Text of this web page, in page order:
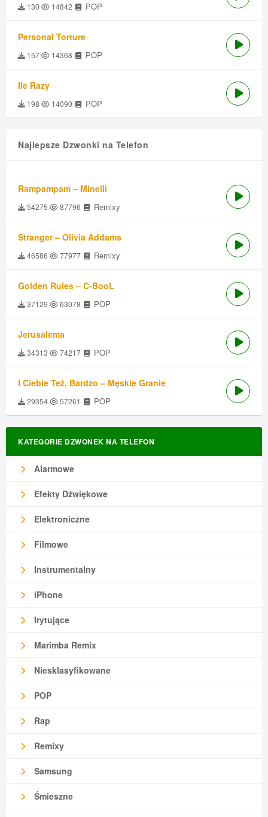
130 14842 POP
Personal Torture
157 14368 POP
Ile Razy
198 14090 POP
Najlepsze Dzwonki na Telefon
Rampampam – Minelli
54275 87796 Remixy
Stranger – Olivia Addams
46586 77977 Remixy
Golden Rules – C-BooL
37129 63078 POP
Jerusalema
34313 74217 POP
I Ciebie Też, Bardzo – Męskie Granie
29354 57261 POP
KATEGORIE DZWONEK NA TELEFON
Alarmowe
Efekty Dźwiękowe
Elektroniczne
Filmowe
Instrumentalny
iPhone
Irytujące
Marimba Remix
Niesklasyfikowane
POP
Rap
Remixy
Samsung
Śmieszne